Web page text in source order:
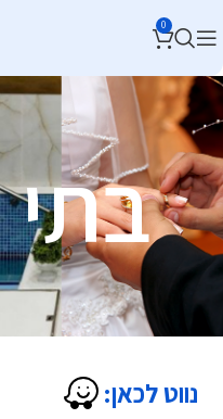
0
נווט לכאן: